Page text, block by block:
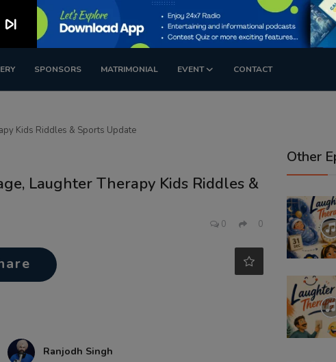
SPONSORS MATRIMONIAL EVENT CONTACT
Kids Riddles & Sports Update
Laughter Therapy Kids Riddles &
0 0
Ranjodh Singh
Other
skip_next